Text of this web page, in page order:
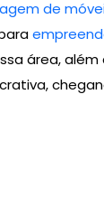
de
área,